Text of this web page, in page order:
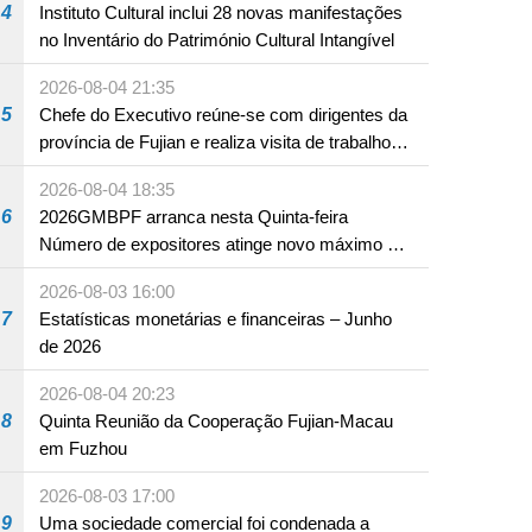
4
Instituto Cultural inclui 28 novas manifestações
no Inventário do Património Cultural Intangível
5
2026-08-04 21:35
Chefe do Executivo reúne-se com dirigentes da
província de Fujian e realiza visita de trabalho
em Fuzhou
6
2026-08-04 18:35
2026GMBPF arranca nesta Quinta-feira
Número de expositores atinge novo máximo em
18 anos
7
2026-08-03 16:00
Estatísticas monetárias e financeiras – Junho
de 2026
8
2026-08-04 20:23
Quinta Reunião da Cooperação Fujian-Macau
em Fuzhou
9
2026-08-03 17:00
Uma sociedade comercial foi condenada a